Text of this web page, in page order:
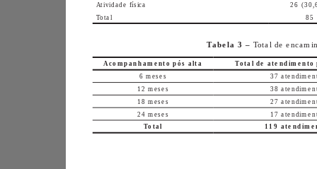
Atividade física
Total
85
Tabela 3 –
Acompanhamento pós alta
6 meses
12 meses
18 meses
24 meses
Total